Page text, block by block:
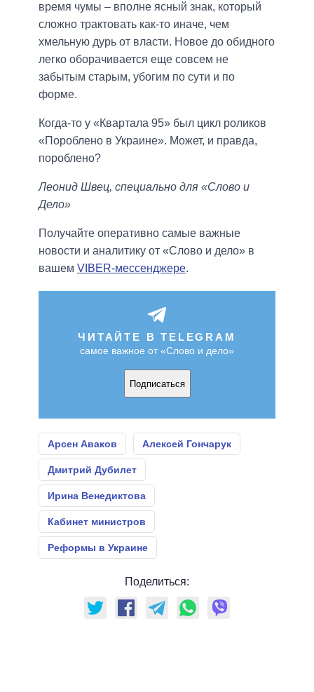
время чумы – вполне ясный знак, который
сложно трактовать как-то иначе, чем
хмельную дурь от власти. Новое до обидного
легко оборачивается еще совсем не
забытым старым, убогим по сути и по
форме.
Когда-то у «Квартала 95» был цикл роликов
«Пороблено в Украине». Может, и правда,
пороблено?
Леонид Швец, специально для «Слово и
Дело»
Получайте оперативно самые важные
новости и аналитику от «Слово и дело» в
вашем VIBER-мессенджере.
ЧИТАЙТЕ В TELEGRAM
самое важное от «Слово и дело»
Подписаться
Арсен Аваков Алексей Гончарук
Дмитрий Дубилет
Ирина Венедиктова
Кабинет министров
Реформы в Украине
Поделиться: